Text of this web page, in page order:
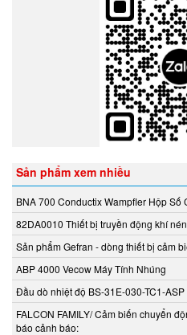
Beckhoff Vietnam
Bei Sensor
Bently Nevada
Bernstein
Berthold
Beta Vietnam
BIFOLD
Bifold (Rotork)
Sản phẩm xem nhiều
BNA 700 Conductix Wampfler Hộp Số
82DA0010 Thiết bị truyền động khí
Sản phẩm Gefran - dòng thiết bị cảm
ABP 4000 Vecow Máy Tính Nhúng
Đầu dò nhiệt độ BS-31E-030-TC1-ASP
FALCON FAMILY/ Cảm biến chuyển
báo cảnh báo: